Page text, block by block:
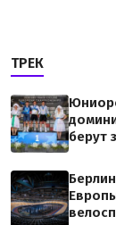
ТРЕК
берут